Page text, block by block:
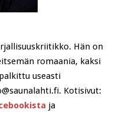
Hän on
romaania, kaksi
useasti
Kotisivut:
ja